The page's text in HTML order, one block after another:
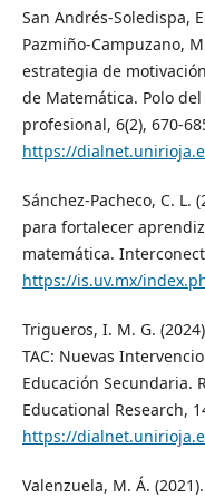
San Andrés-Soledispa,
Pazmiño-Campuzano,
estrategia de
de Matemática. Polo
profesional, 6(2), 670-
https://
Sánchez-Pacheco, C. L.
para fortalecer
matemática.
https://is.uv.mx/
Trigueros, I. M. G.
TAC: Nuevas
Educación Secundaria.
Educational Research,
https://
Valenzuela, M. Á.